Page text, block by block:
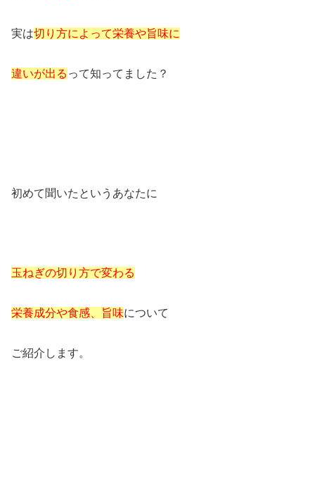
実は切り方によって栄養や旨味に
違いが出る って知ってました？
初めて聞いたというあなたに
玉ねぎの切り方で変わる
栄養成分や食感、旨味について
ご紹介します。